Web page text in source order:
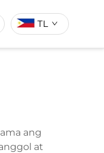
TL
ang
at